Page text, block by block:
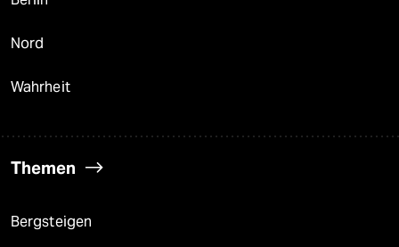
Nord
Wahrheit
Themen
Bergsteigen